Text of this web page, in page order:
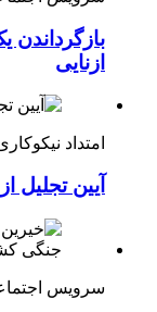
بازگرداندن
ازنایی
امتداد
آیین تجلیل
سرویس